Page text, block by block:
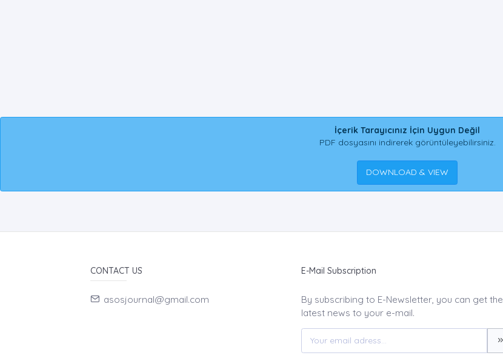
İçerik Tarayıcınız İçin Uygun Değil
PDF dosyasını indirerek görüntüleyebilirsiniz.
DOWNLOAD & VIEW
CONTACT US
asosjournal@gmail.com
E-Mail Subscription
By subscribing to E-Newsletter, you can get the
latest news to your e-mail.